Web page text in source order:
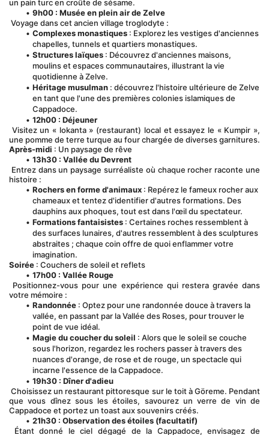
un pain turc en croûte de sésame.
9h00 : Musée en plein air de Zelve
Voyage dans cet ancien village troglodyte :
Complexes monastiques : Explorez les vestiges d'anciennes
chapelles, tunnels et quartiers monastiques.
Structures laïques : Découvrez d'anciennes maisons,
moulins et espaces communautaires, illustrant la vie
quotidienne à Zelve.
Héritage musulman : découvrez l'histoire ultérieure de Zelve
en tant que l'une des premières colonies islamiques de
Cappadoce.
12h00 : Déjeuner
une pomme de terre turque au four chargée de diverses garnitures.
Après-midi : Un paysage de rêve
13h30 : Vallée du Devrent
histoire :
Rochers en forme d'animaux : Repérez le fameux rocher aux
chameaux et tentez d'identifier d'autres formations. Des
dauphins aux phoques, tout est dans l'œil du spectateur.
Formations fantaisistes : Certaines roches ressemblent à
des surfaces lunaires, d'autres ressemblent à des sculptures
abstraites ; chaque coin offre de quoi enflammer votre
imagination.
Soirée : Couchers de soleil et reflets
17h00 : Vallée Rouge
votre mémoire :
Randonnée : Optez pour une randonnée douce à travers la
vallée, en passant par la Vallée des Roses, pour trouver le
point de vue idéal.
Magie du coucher du soleil : Alors que le soleil se couche
sous l'horizon, regardez les rochers passer à travers des
nuances d'orange, de rose et de rouge, un spectacle qui
incarne l'essence de la Cappadoce.
19h30 : Dîner d'adieu
Choisissez un restaurant pittoresque sur le toit à Göreme. Pendant
que vous dînez sous les étoiles, savourez un verre de vin de
Cappadoce et portez un toast aux souvenirs créés.
21h30 : Observation des étoiles (facultatif)